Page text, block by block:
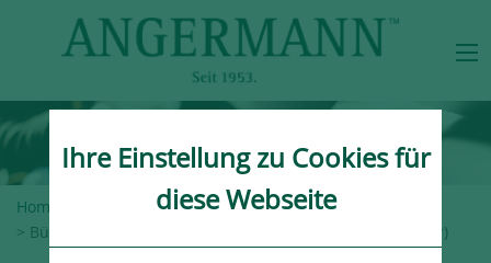
Home Angermann-Gruppe >Newsroom>
> Büromarktbericht Frankfurt 4. Quartal 2017 (Gesamtjahr)
Ihre Einstellung zu Cookies für
diese Webseite